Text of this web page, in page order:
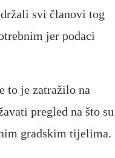
svi članovi tog
jer podaci
to je zatražilo na
pregled na što su
gradskim tijelima.